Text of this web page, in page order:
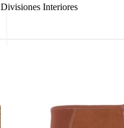
Divisiones Interiores